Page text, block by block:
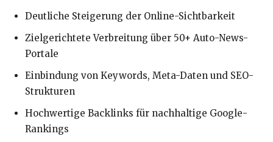
Deutliche Steigerung der Online-Sichtbarkeit
Zielgerichtete Verbreitung über 50+ Auto-News-
Portale
Einbindung von Keywords, Meta-Daten und SEO-
Strukturen
Hochwertige Backlinks für nachhaltige Google-
Rankings